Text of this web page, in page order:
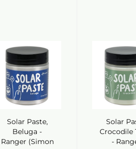
Solar Paste,
Beluga -
Ranger (Simon
Solar
Crocodile
-